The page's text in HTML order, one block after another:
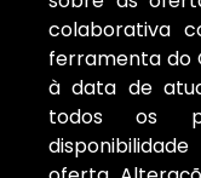
colaborativa
ferramenta do
à data de
todos os